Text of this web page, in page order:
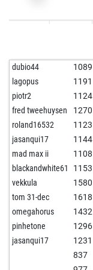
mm1972 1106
954
rren 1238
rafael_shaw 1078
1240
ithaki 1245
1259
pcuserin 1012
solidguy 1169
abdo3 1157
stbirchinger 1136
fuserl 1097
pitten 1002
1131
dubio44 1089
lagopus 1191
piotr2 1124
fred tweehuysen 1270
roland16532 1123
jasanqui17 1144
mad max ii 1108
blackandwhite61 1153
vekkula 1580
tom 31-dec 1618
omegahorus 1432
pinhetone 1296
jasanqui17 1231
837